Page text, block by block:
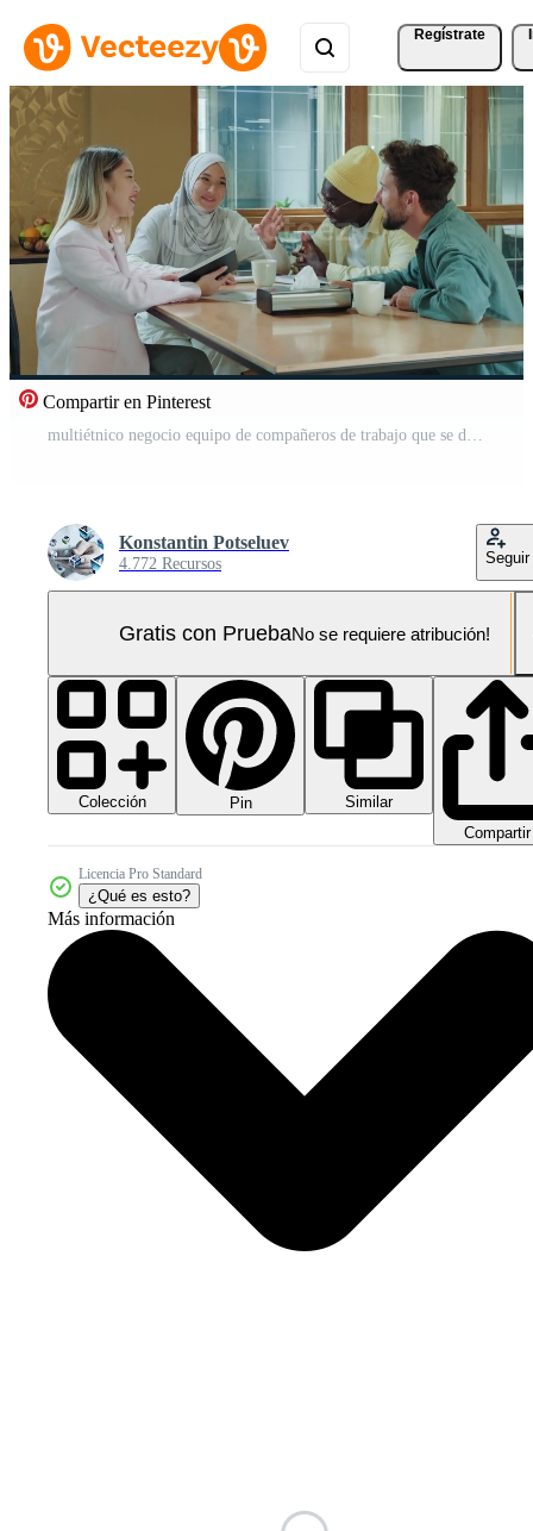
Regístrate
Compartir en Pinterest
multiétnico negocio equipo de compañeros de trabajo que se discute un proyecto mientras sentado a el bar durante almuerzo.diferente razas diversas gente creativa equipo,negocio socios Vídeo Pro
Konstantin Potseluev
4.772 Recursos Seguir
Gratis con PruebaNo se requiere atribución!
Colección Pin
Similar
Compartir
Licencia Pro Standard
¿Qué es esto?
Más información